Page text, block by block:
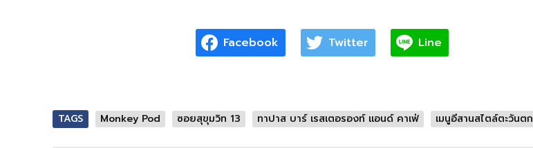
Facebook Twitter Line
TAGS Monkey Pod ซอยสุขุมวิท 13 ทาปาส บาร์ เรสเตอรองท์ แอนด์ คาเฟ่ เมนูอีสานสไตล์ตะวันตก